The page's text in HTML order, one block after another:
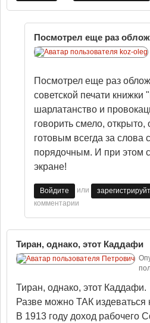
Посмотрел еще раз
Посмотрел еще раз
советской печати
шарлатанство и
говорить смело,
готовым всегда за слова
порядочным. И при этом
экране!
Войдите или
комментарии
Тиран, однако, этот Каддафи
Тиран, однако, этот Каддафи.
Разве можно ТАК
В 1913 году доход рабочего